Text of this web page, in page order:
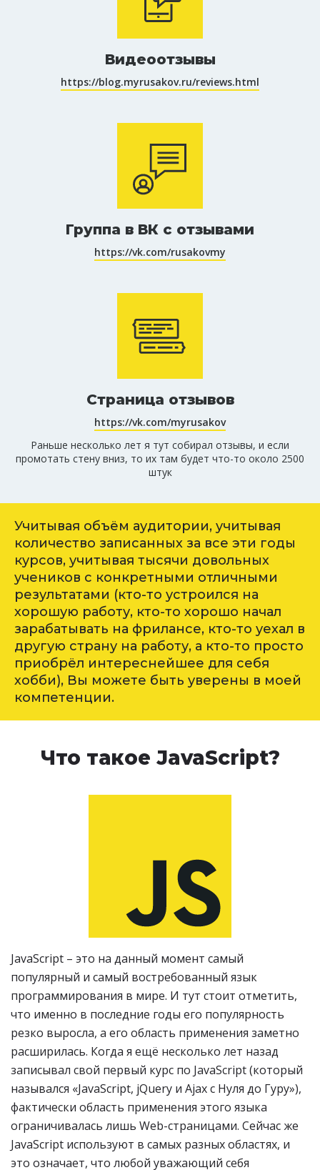
Видеоотзывы
https://blog.myrusakov.ru/reviews.html
Группа в ВК с отзывами
https://vk.com/rusakovmy
Страница отзывов
https://vk.com/myrusakov
Раньше несколько лет я тут собирал отзывы, и если
промотать стену вниз, то их там будет что-то около 2500
штук
Учитывая объём аудитории, учитывая
количество записанных за все эти годы
курсов, учитывая тысячи довольных
учеников с конкретными отличными
результатами (кто-то устроился на
хорошую работу, кто-то хорошо начал
зарабатывать на фрилансе, кто-то уехал в
другую страну на работу, а кто-то просто
приобрёл интереснейшее для себя
хобби), Вы можете быть уверены в моей
компетенции.
Что такое JavaScript?
JavaScript – это на данный момент самый
популярный и самый востребованный язык
программирования в мире. И тут стоит отметить,
что именно в последние годы его популярность
резко выросла, а его область применения заметно
расширилась. Когда я ещё несколько лет назад
записывал свой первый курс по JavaScript (который
назывался «JavaScript, jQuery и Ajax с Нуля до Гуру»),
фактически область применения этого языка
ограничивалась лишь Web-страницами. Сейчас же
JavaScript используют в самых разных областях, и
это означает, что любой уважающий себя